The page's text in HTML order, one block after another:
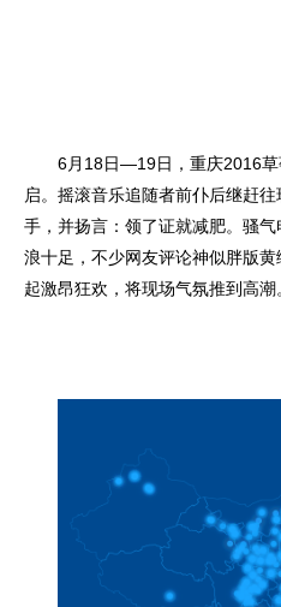
6月18日—19日，重庆2016草
启。摇滚音乐追随者前仆后继赶
手，并扬言：领了证就减肥。骚
浪十足，不少网友评论神似胖版
起激昂狂欢，将现场气氛推到高潮